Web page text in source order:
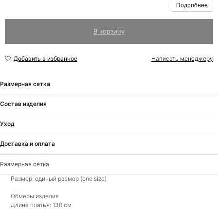
Подробнее
В корзину
Написать менеджеру
Размерная сетка
Состав изделия
Уход
Доставка и оплата
Размерная сетка
Размер: единый размер (one size)
Обмеры изделия
Длина платья: 130 см